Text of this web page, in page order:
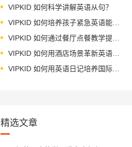
VIPKID 如何科学讲解英语从句？
VIPKID 如何培养孩子紧急英语能力？
VIPKID 如何通过餐厅点餐教学提升少儿英语应用能力？
VIPKID 如何用酒店场景革新英语教学？
VIPKID 如何用英语日记培养国际化人才？
精选文章